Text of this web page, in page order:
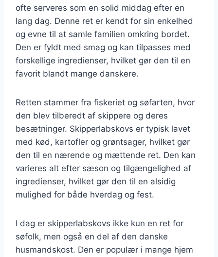
ofte serveres som en solid middag efter en
lang dag. Denne ret er kendt for sin enkelhed
og evne til at samle familien omkring bordet.
Den er fyldt med smag og kan tilpasses med
forskellige ingredienser, hvilket gør den til en
favorit blandt mange danskere.
Retten stammer fra fiskeriet og søfarten, hvor
den blev tilberedt af skippere og deres
besætninger. Skipperlabskovs er typisk lavet
med kød, kartofler og grøntsager, hvilket gør
den til en nærende og mættende ret. Den kan
varieres alt efter sæson og tilgængelighed af
ingredienser, hvilket gør den til en alsidig
mulighed for både hverdag og fest.
I dag er skipperlabskovs ikke kun en ret for
søfolk, men også en del af den danske
husmandskost. Den er populær i mange hjem